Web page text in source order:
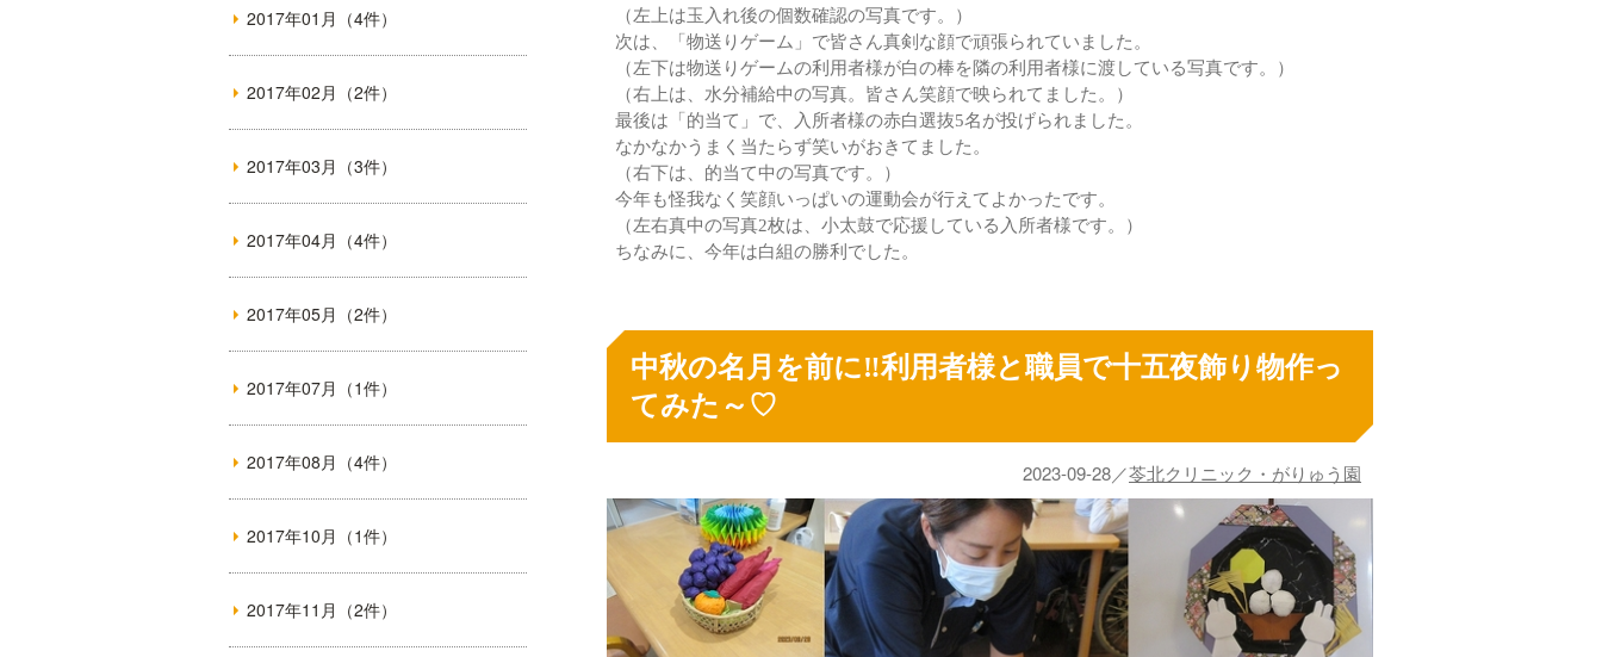
2017年01月（4件）
2017年02月（2件）
2017年03月（3件）
2017年04月（4件）
2017年05月（2件）
2017年07月（1件）
2017年08月（4件）
2017年10月（1件）
2017年11月（2件）
（左上は玉入れ後の個数確認の写真です。）
次は、「物送りゲーム」で皆さん真剣な顔で頑張られていました。
（左下は物送りゲームの利用者様が白の棒を隣の利用者様に渡している写真です。）
（右上は、水分補給中の写真。皆さん笑顔で映られてました。）
最後は「的当て」で、入所者様の赤白選抜5名が投げられました。
なかなかうまく当たらず笑いがおきてました。
（右下は、的当て中の写真です。）
今年も怪我なく笑顔いっぱいの運動会が行えてよかったです。
（左右真中の写真2枚は、小太鼓で応援している入所者様です。）
ちなみに、今年は白組の勝利でした。
中秋の名月を前に‼利用者様と職員で十五夜飾り物作っ
てみた～♡
2023-09-28／苓北クリニック・がりゅう園